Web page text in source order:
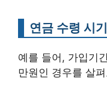
연금 수령 시
예를 들어, 가입기
만원인 경우를 살